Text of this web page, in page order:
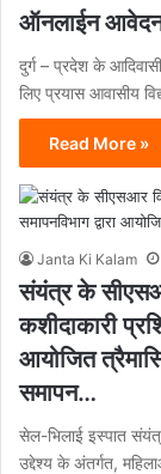
ऑनलाईन
दुर्ग – प्रदेश के
लिए प्रयास आवासीय
Read More »
Janta Ki Kalam
संयंत्र के
कशीदाकारी
आयोजित
समापन…
सेल-भिलाई इस्पात
उद्देश्य के अंतर्गत,